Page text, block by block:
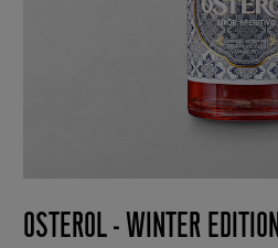
OSTEROL - WINTER EDITION